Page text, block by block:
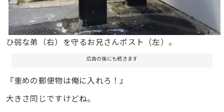
ひ弱な弟（右）を守るお兄さんポスト（左）。
広告の後にも続きます
『重めの郵便物は俺に入れろ！』
大きさ同じですけどね。